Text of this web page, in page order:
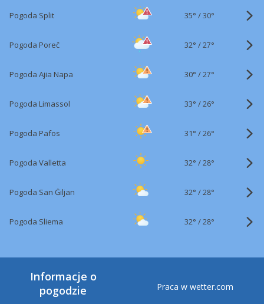
Pogoda Split 35° /30°
Pogoda Poreč 32° /27°
Pogoda Ajia Napa 30° /27°
Pogoda Limassol 33° /26°
Pogoda Pafos 31° /26°
Pogoda Valletta 32° /28°
Pogoda San Ġiljan 32° /28°
Pogoda Sliema 32° /28°
Informacje o
pogodzie
Praca w wetter.com